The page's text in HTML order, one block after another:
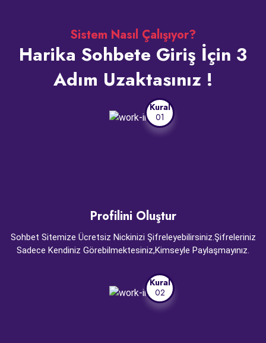
Sistem Nasıl Çalışıyor?
Harika Sohbete Giriş İçin 3
Adım Uzaktasınız !
Kural
01
Profilini Oluştur
Sohbet Sitemize Ücretsiz Nickinizi Şifreleyebilirsiniz.Şifreleriniz
Sadece Kendiniz Görebilmektesiniz,Kimseyle Paylaşmayınız.
Kural
02